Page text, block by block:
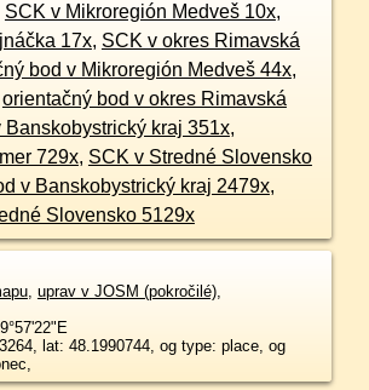
SCK v Mikroregión Medveš 10x,
17x, SCK v okres Rimavská
bod v Mikroregión Medveš 44x,
orientačný bod v okres Rimavská
Banskobystrický kraj 351x,
729x, SCK v Stredné Slovensko
v Banskobystrický kraj 2479x,
Slovensko 5129x
, uprav v JOSM (pokročilé),
lat: 48.1990744, og type: place, og